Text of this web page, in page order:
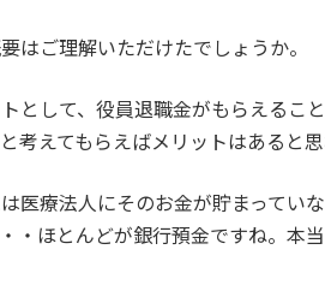
はご理解いただけたでしょうか。
として、役員退職金がもらえるこ
考えてもらえばメリットはあると思
医療法人にそのお金が貯まってい
・ほとんどが銀行預金ですね。本